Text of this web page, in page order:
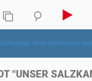
"UNSER